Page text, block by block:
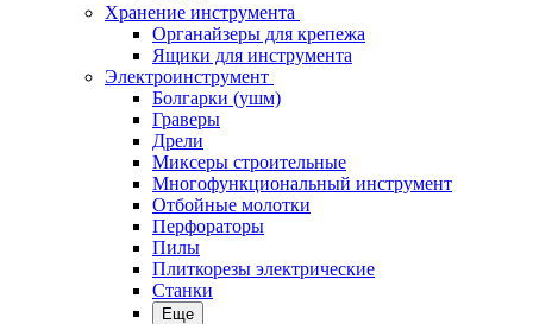
Хранение инструмента
Органайзеры для крепежа
Ящики для инструмента
Электроинструмент
Болгарки (ушм)
Граверы
Дрели
Миксеры строительные
Многофункциональный инструмент
Отбойные молотки
Перфораторы
Пилы
Плиткорезы электрические
Станки
Еще